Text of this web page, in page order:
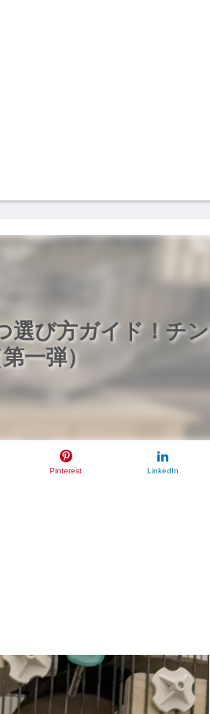
選び方ガイド！チン
一弾）
Pinterest LinkedIn